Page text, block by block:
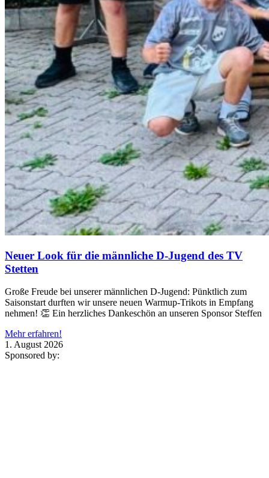
Neuer Look für die männliche D-Jugend des TV
Stetten
Große Freude bei unserer männlichen D-Jugend: Pünktlich zum
Saisonstart durften wir unsere neuen Warmup-Trikots in Empfang
nehmen! 👏 Ein herzliches Dankeschön an unseren Sponsor Steffen
Mehr erfahren!
1. August 2026
Sponsored by: